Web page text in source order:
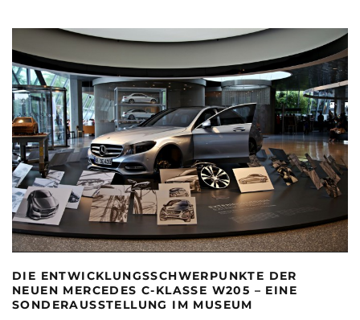
DIE ENTWICKLUNGSSCHWERPUNKTE DER
NEUEN MERCEDES C-KLASSE W205 – EINE
SONDERAUSSTELLUNG IM MUSEUM